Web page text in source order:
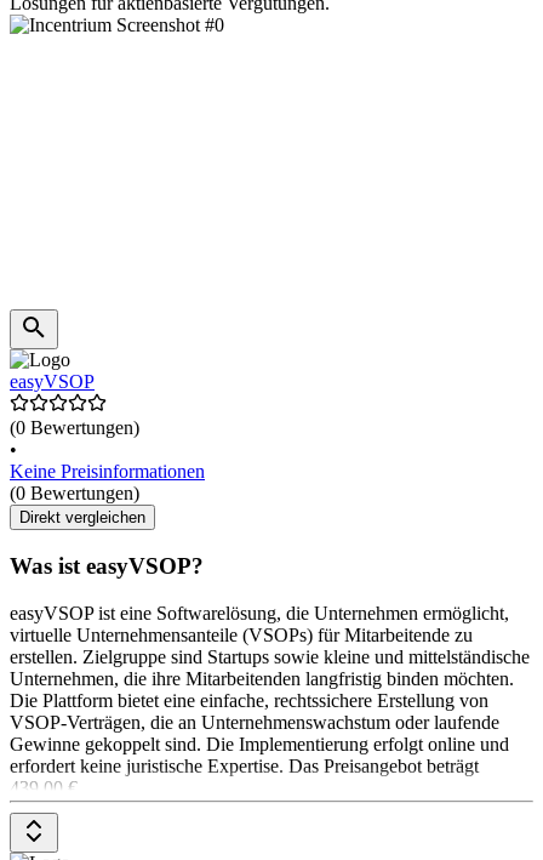
easyVSOP
(0 Bewertungen)
•
Keine Preisinformationen
(0 Bewertungen)
Direkt vergleichen
Was ist easyVSOP?
easyVSOP ist eine Softwarelösung, die Unternehmen ermöglicht,
virtuelle Unternehmensanteile (VSOPs) für Mitarbeitende zu
erstellen. Zielgruppe sind Startups sowie kleine und mittelständische
Unternehmen, die ihre Mitarbeitenden langfristig binden möchten.
Die Plattform bietet eine einfache, rechtssichere Erstellung von
VSOP-Verträgen, die an Unternehmenswachstum oder laufende
Gewinne gekoppelt sind. Die Implementierung erfolgt online und
erfordert keine juristische Expertise. Das Preisangebot beträgt
439,00 €